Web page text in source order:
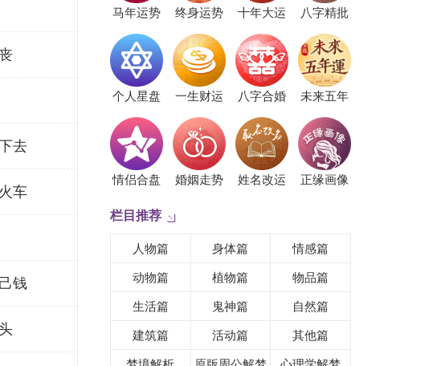
去
车
钱
马年运势 终身运势 十年大运 八字精批
个人星盘 一生财运 八字合婚 未来五年
情侣合盘 婚姻走势 姓名改运 正缘画像
栏目推荐
人物篇 身体篇 情感篇
动物篇 植物篇 物品篇
生活篇 鬼神篇 自然篇
建筑篇 活动篇 其他篇